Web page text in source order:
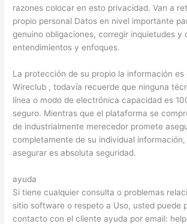
razones colocar en esto privacidad. Van a
propio personal Datos en nivel importante
genuino obligaciones, corregir inquietudes y
entendimientos y enfoques.
La protección de su propio la información es
Wireclub , todavía recuerde que ninguna
línea o modo de electrónica capacidad es
seguro. Mientras que el plataforma se
de industrialmente merecedor promete
completamente de su individual información,
asegurar es absoluta seguridad.
ayuda
Si tiene cualquier consulta o problemas
sitio software o respeto a Uso, usted puede
contacto con el cliente ayuda por email: